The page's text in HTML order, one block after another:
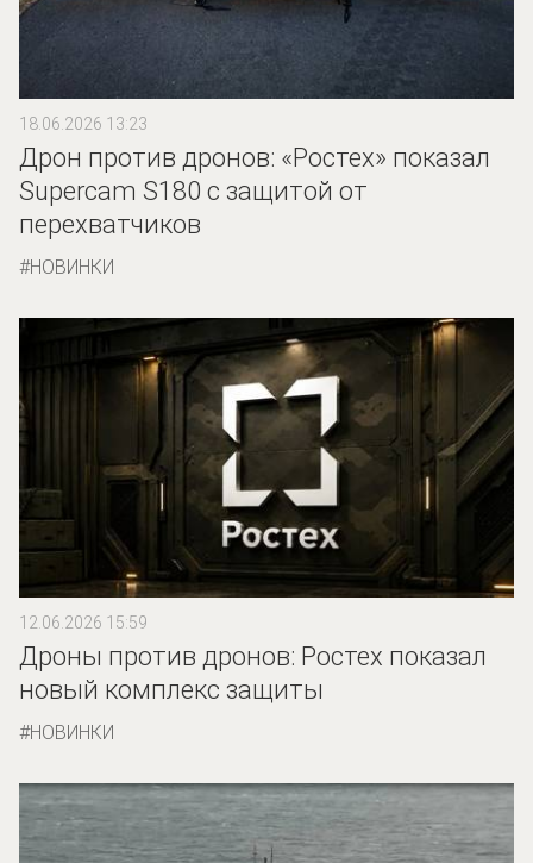
18.06.2026 13:23
Дрон против дронов: «Ростех» показал
Supercam S180 с защитой от
перехватчиков
НОВИНКИ
12.06.2026 15:59
Дроны против дронов: Ростех показал
новый комплекс защиты
НОВИНКИ